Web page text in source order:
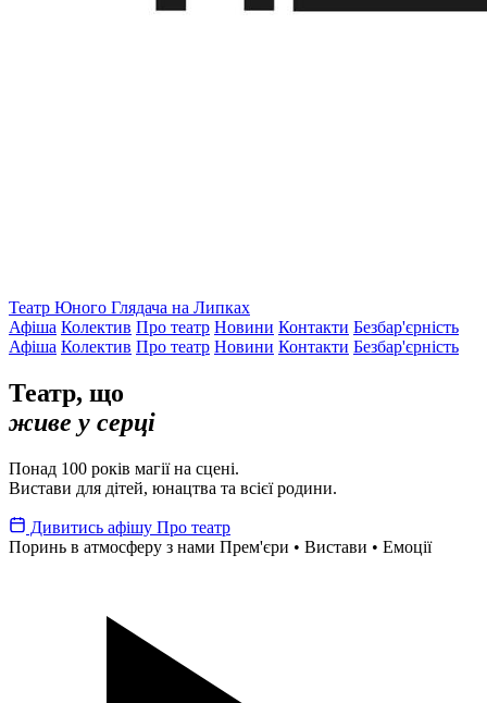
Театр Юного Глядача на Липках
Афіша Колектив Про театр Новини Контакти Безбар'єрність
Афіша Колектив Про театр Новини Контакти Безбар'єрність
Театр, що
живе у серці
Понад 100 років магії на сцені.
Вистави для дітей, юнацтва та всієї родини.
Дивитись афішу Про театр
Поринь в атмосферу з нами Прем'єри • Вистави • Емоції